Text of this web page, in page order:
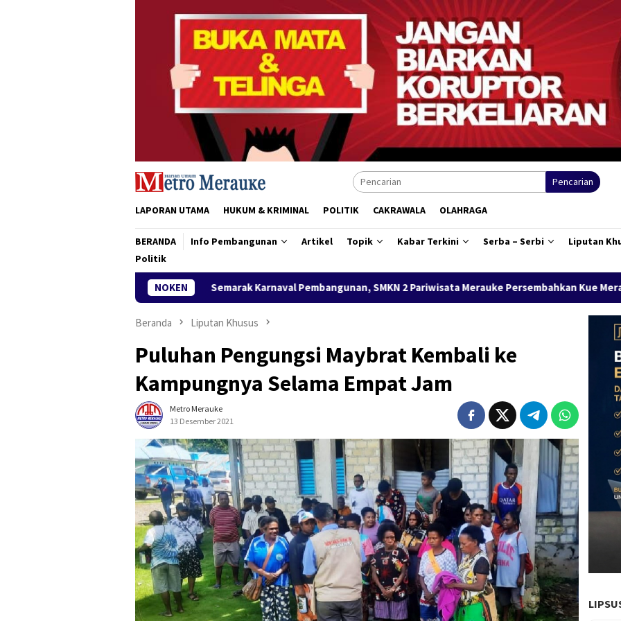
Pencarian
LAPORAN UTAMA HUKUM & KRIMINAL POLITIK CAKRAWALA OLAHRAGA
BERANDA Info Pembangunan Artikel Topik Kabar Terkini Serba – Serbi
Liputan
Politik
NOKEN
Semarak Karnaval Pembangunan, SMKN 2 Pariwisata Merauke Persembahkan Kue Merah Putih Karya Siswa untuk
Beranda Liputan Khusus
Puluhan Pengungsi Maybrat Kembali ke
Kampungnya Selama Empat Jam
Metro Merauke
13 Desember 2021